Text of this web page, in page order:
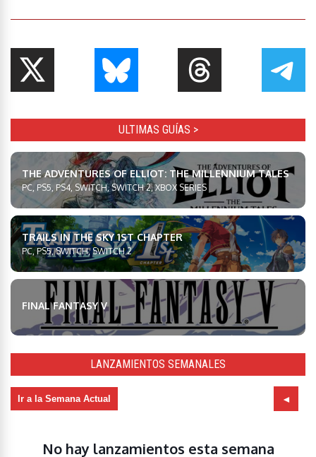
ULTIMAS GUÍAS >
THE ADVENTURES OF ELLIOT: THE MILLENNIUM TALES
PC, PS5, PS4, SWITCH, SWITCH 2, XBOX SERIES
TRAILS IN THE SKY 1ST CHAPTER
PC, PS5, SWITCH, SWITCH 2
FINAL FANTASY V
LANZAMIENTOS SEMANALES
Ir a la Semana Actual
No hay lanzamientos esta semana